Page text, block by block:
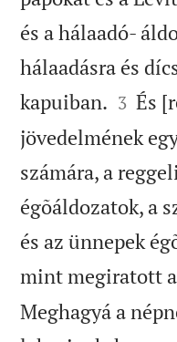
és a hálaadó-
hálaadásra és
kapuiban. 

3 És
jövedelmének
számára, a
égõáldozatok, a
és az ünnepek
mint megiratott
Meghagyá a